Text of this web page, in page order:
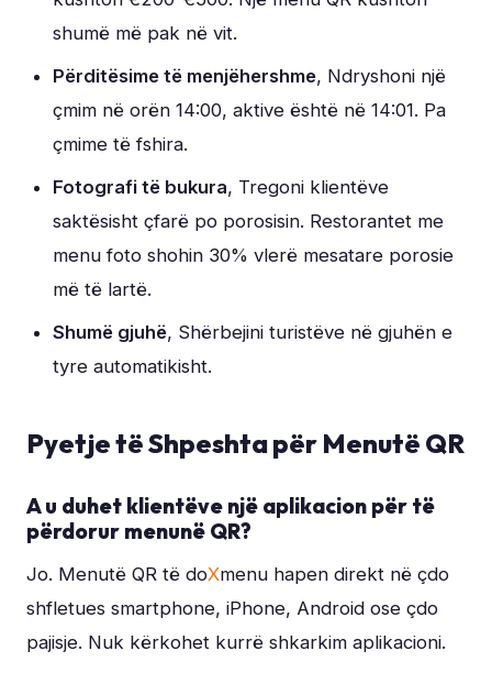
shumë më pak në vit.
Përditësime të menjëhershme, Ndryshoni një
çmim në orën 14:00, aktive është në 14:01. Pa
çmime të fshira.
Fotografi të bukura, Tregoni klientëve
saktësisht çfarë po porosisin. Restorantet me
menu foto shohin 30% vlerë mesatare porosie
më të lartë.
Shumë gjuhë, Shërbejini turistëve në gjuhën e
tyre automatikisht.
Pyetje të Shpeshta për Menutë QR
A u duhet klientëve një aplikacion për të
përdorur menunë QR?
Jo. Menutë QR të doXmenu hapen direkt në çdo
shfletues smartphone, iPhone, Android ose çdo
pajisje. Nuk kërkohet kurrë shkarkim aplikacioni.